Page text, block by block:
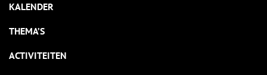
KALENDER
THEMA’S
ACTIVITEITEN